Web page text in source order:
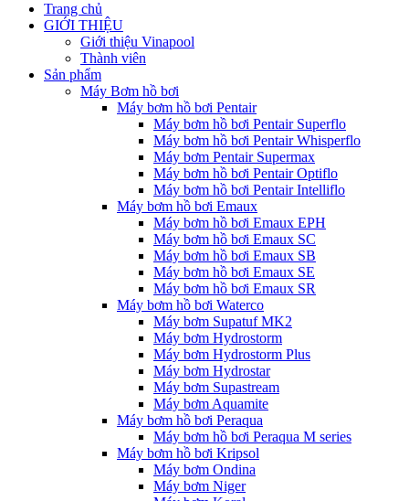
Trang chủ
GIỚI THIỆU
Giới thiệu Vinapool
Thành viên
Sản phẩm
Máy Bơm hồ bơi
Máy bơm hồ bơi Pentair
Máy bơm hồ bơi Pentair Superflo
Máy bơm hồ bơi Pentair Whisperflo
Máy bơm Pentair Supermax
Máy bơm hồ bơi Pentair Optiflo
Máy bơm hồ bơi Pentair Intelliflo
Máy bơm hồ bơi Emaux
Máy bơm hồ bơi Emaux EPH
Máy bơm hồ bơi Emaux SC
Máy bơm hồ bơi Emaux SB
Máy bơm hồ bơi Emaux SE
Máy bơm hồ bơi Emaux SR
Máy bơm hồ bơi Waterco
Máy bơm Supatuf MK2
Máy bơm Hydrostorm
Máy bơm Hydrostorm Plus
Máy bơm Hydrostar
Máy bơm Supastream
Máy bơm Aquamite
Máy bơm hồ bơi Peraqua
Máy bơm hồ bơi Peraqua M series
Máy bơm hồ bơi Kripsol
Máy bơm Ondina
Máy bơm Niger